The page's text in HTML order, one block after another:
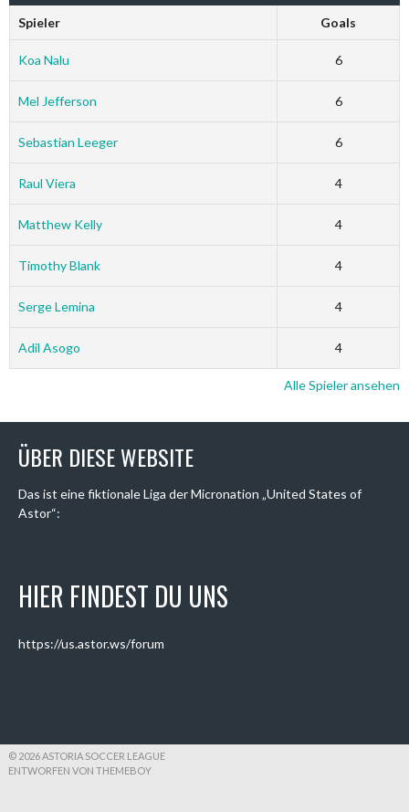
Spieler Goals
Koa Nalu 6
Mel Jefferson 6
Sebastian Leeger 6
Raul Viera 4
Matthew Kelly 4
Timothy Blank 4
Serge Lemina 4
Adil Asogo 4
Alle Spieler ansehen
ÜBER DIESE WEBSITE
Das ist eine fiktionale Liga der Micronation „United States of
Astor“:
HIER FINDEST DU UNS
https://us.astor.ws/forum
© 2026 ASTORIA SOCCER LEAGUE
ENTWORFEN VON THEMEBOY